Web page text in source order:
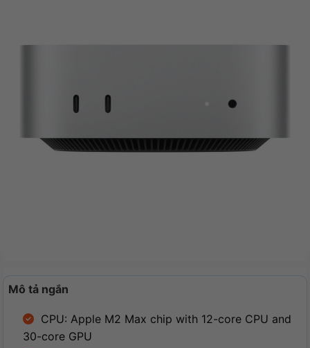
Mô tả ngắn
CPU: Apple M2 Max chip with 12-core CPU and
30-core GPU